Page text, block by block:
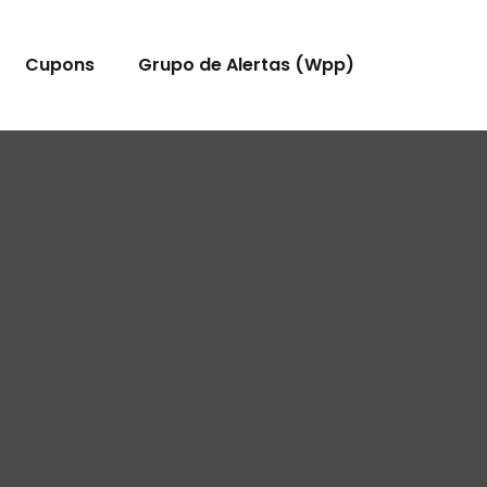
Cupons Grupo de Alertas (Wpp)